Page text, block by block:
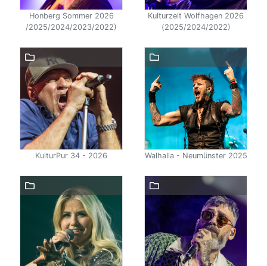
Honberg Sommer 2026
/2025/2024/2023/2022)
Kulturzelt Wolfhagen 2026
(2025/2024/2022)
KulturPur 34 - 2026 Walhalla - Neumünster 2025